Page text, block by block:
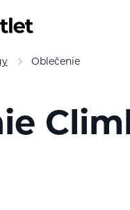
Oblečenie